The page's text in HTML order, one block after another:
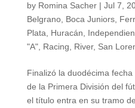
by Romina Sacher| Jul 7,
Belgrano, Boca Juniors,
Plata
Huracán
"A", Racing River, San
Finalizó la duodécima
de la Primera División del
el título entra en su tramo